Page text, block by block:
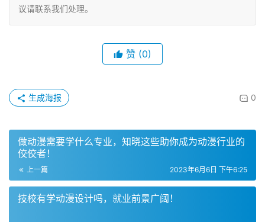
议请联系我们处理。
赞 (0)
0
生成海报
做动漫需要学什么专业，知晓这些助你成为动漫行业的
佼佼者！
上一篇 2023年6月6日 下午6:25
技校有学动漫设计吗，就业前景广阔！